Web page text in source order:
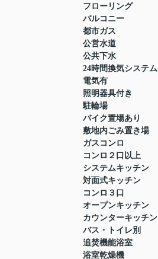
フローリング
バルコニー
都市ガス
公営水道
公共下水
24時間換気システム
電気有
照明器具付き
駐輪場
バイク置場あり
敷地内ごみ置き場
ガスコンロ
コンロ２口以上
システムキッチン
対面式キッチン
コンロ３口
オープンキッチン
カウンターキッチン
バス・トイレ別
追焚機能浴室
浴室乾燥機